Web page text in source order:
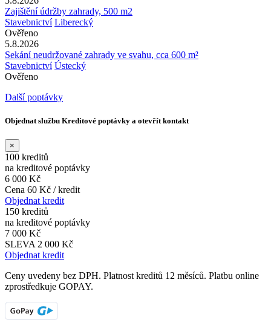
Zajištění údržby zahrady, 500 m2
Stavebnictví Liberecký
Ověřeno
5.8.2026
Sekání neudržované zahrady ve svahu, cca 600 m²
Stavebnictví Ústecký
Ověřeno
Další poptávky
Objednat službu Kreditové poptávky a otevřít kontakt
×
100 kreditů
na kreditové poptávky
6 000 Kč
Cena 60 Kč / kredit
Objednat kredit
150 kreditů
na kreditové poptávky
7 000 Kč
SLEVA 2 000 Kč
Objednat kredit
Ceny uvedeny bez DPH. Platnost kreditů 12 měsíců. Platbu online
zprostředkuje GOPAY.